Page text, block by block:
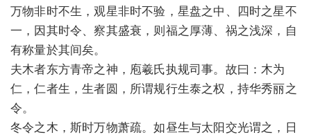
万物非时不生，观星非时不验，星盘之中、四时之星不
一，因其时令、察其盛衰，则福之厚薄、祸之浅深，自
有称量於其间矣。
夫木者东方青帝之神，庖羲氏执规司事。故曰：木为
仁，仁者生，生者圆，所谓规行生泰之权，持华秀丽之
令。
冬令之木，斯时万物萧疏。如昼生与太阳交光谓之，日